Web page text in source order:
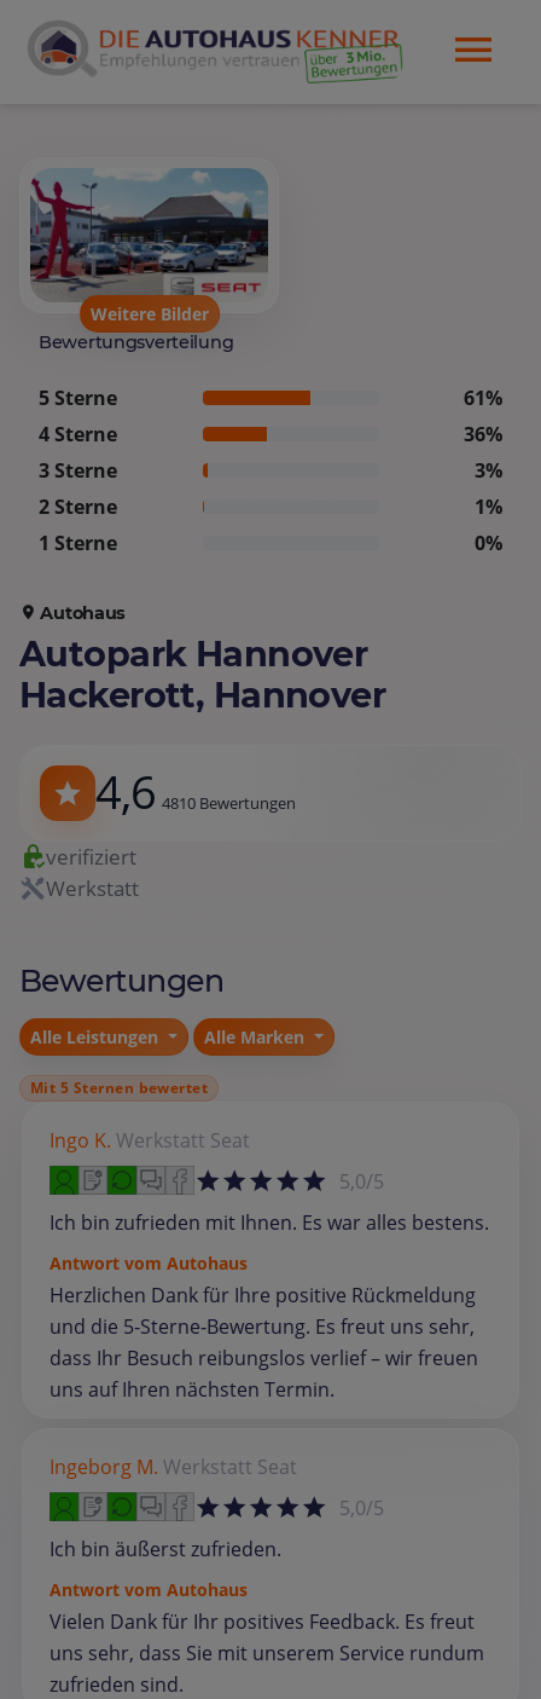
Weitere Bilder
Bewertungsverteilung
5 Sterne
61%
4 Sterne
36%
3 Sterne
3%
2 Sterne
1%
1 Sterne
0%
Autohaus
Autopark Hannover
Hackerott, Hannover
4,6 4810 Bewertungen
verifiziert
Werkstatt
Bewertungen
Alle Leistungen Alle Marken
Mit 5 Sternen bewertet
Ingo K. Werkstatt Seat
5,0/5
Ich bin zufrieden mit Ihnen. Es war alles bestens.
Antwort vom Autohaus
Herzlichen Dank für Ihre positive Rückmeldung
und die 5‑Sterne‑Bewertung. Es freut uns sehr,
dass Ihr Besuch reibungslos verlief – wir freuen
uns auf Ihren nächsten Termin.
Ingeborg M. Werkstatt Seat
5,0/5
Ich bin äußerst zufrieden.
Antwort vom Autohaus
Vielen Dank für Ihr positives Feedback. Es freut
uns sehr, dass Sie mit unserem Service rundum
zufrieden sind.